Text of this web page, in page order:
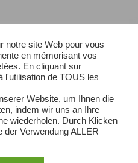
matériel
de vente
rapide
site
notre site Web pour vous
en mémorisant vos
En cliquant sur
l'utilisation de TOUS les
Website, um Ihnen die
indem wir uns an Ihre
wiederholen. Durch Klicken
Verwendung ALLER